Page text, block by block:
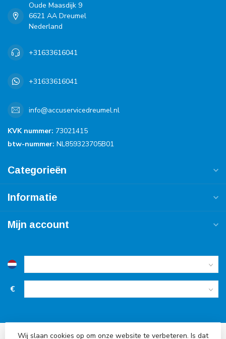
Oude Maasdijk 9
6621 AA Dreumel
Nederland
+31633616041
+31633616041
info@accuservicedreumel.nl
KVK nummer: 73021415
btw-nummer: NL859323705B01
Categorieën
Informatie
Mijn account
€
Wij slaan cookies op om onze website te verbeteren. Is dat